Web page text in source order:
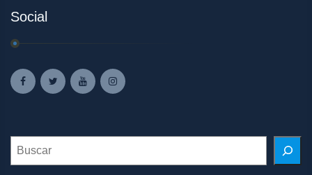
Social
Search